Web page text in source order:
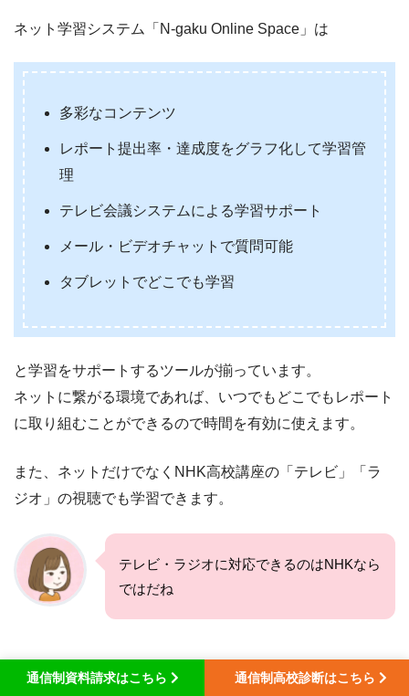
ネット学習システム「N-gaku Online Space」は
多彩なコンテンツ
レポート提出率・達成度をグラフ化して学習管
理
テレビ会議システムによる学習サポート
メール・ビデオチャットで質問可能
タブレットでどこでも学習
と学習をサポートするツールが揃っています。
ネットに繋がる環境であれば、いつでもどこでもレポート
に取り組むことができるので時間を有効に使えます。
また、ネットだけでなくNHK高校講座の「テレビ」「ラ
ジオ」の視聴でも学習できます。
テレビ・ラジオに対応できるのはNHKなら
ではだね
不登校経験者向けのコースがある
通信制資料請求はこちら 通信制高校診断はこちら